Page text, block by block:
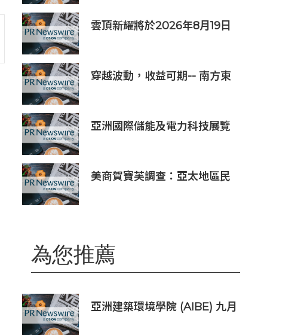
雲頂新耀將於2026年8月19日
穿越波動，收益可期-- 南方東
港交易所上市
亞洲國際儲能及電力科技展覽
美商賀寶芙調查：亞太地區民
為您推薦
亞洲建築環境學院 (AIBE) 九月